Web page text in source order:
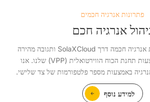
פתרונות אנרגיה חכמים
אנרגיה חכם
SolaX מספקת בקרת אנרגיה חכמה דרך SolaXCloud ותגובה מהירה
לרשת החשמל באמצעות תחנת הכוח הווירטואלית (VPP) שלנו. אנו
באמצעות מספר פלטפורמות של צד שלישי.
למידע נוסף